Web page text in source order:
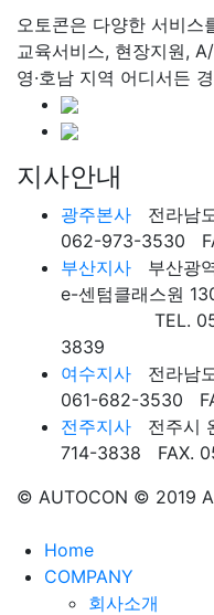
오토콘은 다양한 서비스
교육서비스, 현장지원,
영·호남 지역 어디서든
지사안내
광주본사 전라남
062-973-3530
부산지사 부산광
e-센텀클래스원
TEL. 051-
3839
여수지사 전라남
061-682-3530
전주지사 전주시
714-3838 FAX.
© AUTOCON © 2019
Home
COMPANY
회사소개